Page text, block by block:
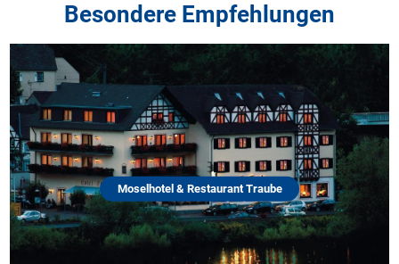
Besondere Empfehlungen
Moselhotel & Restaurant Traube